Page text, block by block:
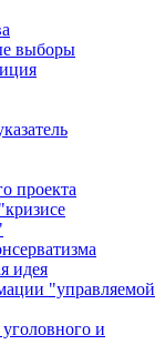
выборы
проекта
идея
"управляемой
и